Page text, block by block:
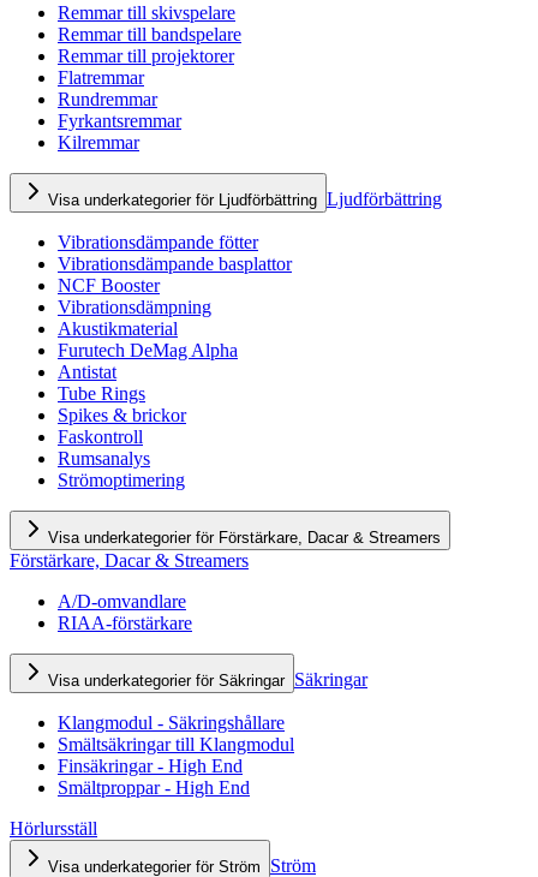
Remmar till skivspelare
Remmar till bandspelare
Remmar till projektorer
Flatremmar
Rundremmar
Fyrkantsremmar
Kilremmar
Visa underkategorier för Ljudförbättring Ljudförbättring
Vibrationsdämpande fötter
Vibrationsdämpande basplattor
NCF Booster
Vibrationsdämpning
Akustikmaterial
Furutech DeMag Alpha
Antistat
Tube Rings
Spikes & brickor
Faskontroll
Rumsanalys
Strömoptimering
Visa underkategorier för Förstärkare, Dacar & Streamers
Förstärkare, Dacar & Streamers
A/D-omvandlare
RIAA-förstärkare
Visa underkategorier för Säkringar Säkringar
Klangmodul - Säkringshållare
Smältsäkringar till Klangmodul
Finsäkringar - High End
Smältproppar - High End
Hörlursställ
Visa underkategorier för Ström Ström